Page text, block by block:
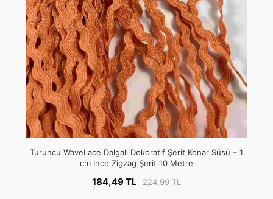
Turuncu WaveLace Dalgalı Dekoratif Şerit Kenar Süsü – 1
cm İnce Zigzag Şerit 10 Metre
184,49 TL 224,99 TL